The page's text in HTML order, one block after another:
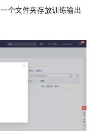
个文件夹存放训练输出